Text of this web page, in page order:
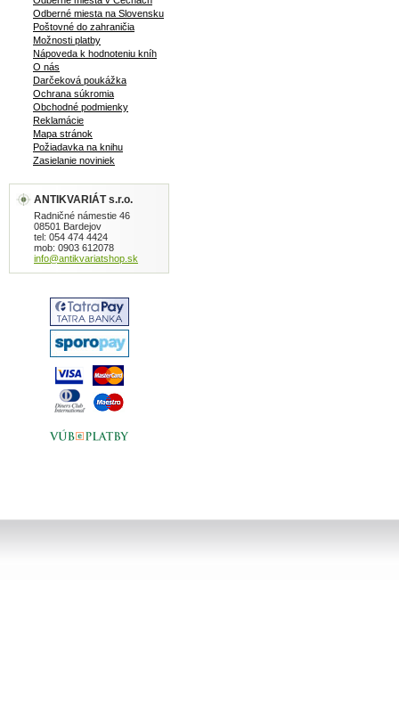
Odberné miesta na Slovensku
Poštovné do zahraničia
Možnosti platby
Nápoveda k hodnoteniu kníh
O nás
Darčeková poukážka
Ochrana súkromia
Obchodné podmienky
Reklamácie
Mapa stránok
Požiadavka na knihu
Zasielanie noviniek
ANTIKVARIÁT s.r.o.
Radničné námestie 46
08501 Bardejov
tel: 054 474 4424
mob: 0903 612078
info@antikvariatshop.sk